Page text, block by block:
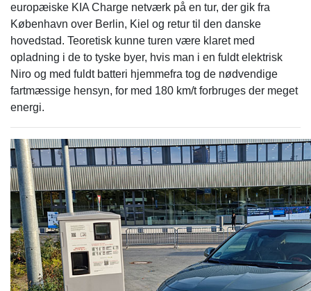
europæiske KIA Charge netværk på en tur, der gik fra
København over Berlin, Kiel og retur til den danske
hovedstad. Teoretisk kunne turen være klaret med
opladning i de to tyske byer, hvis man i en fuldt elektrisk
Niro og med fuldt batteri hjemmefra tog de nødvendige
fartmæssige hensyn, for med 180 km/t forbruges der meget
energi.